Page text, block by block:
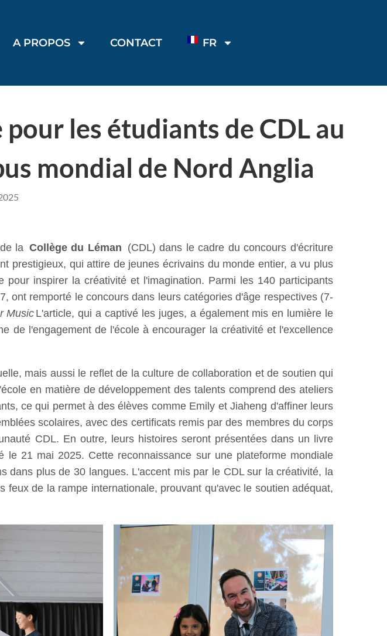
A PROPOS CONTACT FR
les étudiants de CDL au
mondial de Nord Anglia
la Collège du Léman (CDL) dans le cadre du concours d'écriture
prestigieux, qui attire de jeunes écrivains du monde entier, a vu plus
inspirer la créativité et l'imagination. Parmi les 140 participants
ont remporté le concours dans leurs catégories d'âge respectives (7-
MusicL'article, qui a captivé les juges, a également mis en lumière le
de l'engagement de l'école à encourager la créativité et l'excellence
mais aussi le reflet de la culture de collaboration et de soutien qui
en matière de développement des talents comprend des ateliers
ce qui permet à des élèves comme Emily et Jiaheng d'affiner leurs
scolaires, avec des certificats remis par des membres du corps
CDL. En outre, leurs histoires seront présentées dans un livre
21 mai 2025. Cette reconnaissance sur une plateforme mondiale
dans plus de 30 langues. L'accent mis par le CDL sur la créativité, la
de la rampe internationale, prouvant qu'avec le soutien adéquat,